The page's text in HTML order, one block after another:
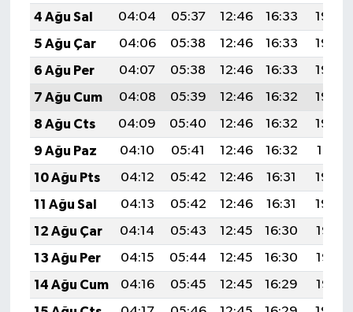
4 Ağu Sal
04:04 05:37 12:46 16:33
19:46
5 Ağu Çar
04:06 05:38 12:46 16:33
19:45
6 Ağu Per
04:07 05:38 12:46 16:33
19:44
7 Ağu Cum
04:08 05:39 12:46 16:32
19:43
8 Ağu Cts
04:09 05:40 12:46 16:32
19:42
9 Ağu Paz
04:10 05:41 12:46 16:32
19:41
10 Ağu Pts
04:12 05:42 12:46 16:31
19:40
11 Ağu Sal
04:13 05:42 12:46 16:31
19:39
12 Ağu Çar
04:14 05:43 12:45 16:30
19:38
13 Ağu Per
04:15 05:44 12:45 16:30
19:36
14 Ağu Cum
04:16 05:45 12:45 16:29
19:35